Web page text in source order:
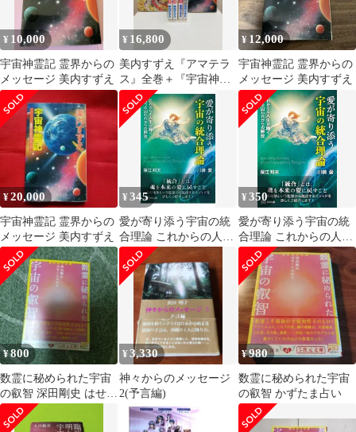
¥ 10,000
宇宙神霊記 霊界からの
メッセージ 美内すずえ
¥ 16,800
美内すずえ『アマテラ
ス』全巻＋『宇宙神霊
記』
¥ 12,000
宇宙神霊記 霊界からの
メッセージ 美内すずえ
¥20,000
宇宙神霊記 霊界からの
メッセージ 美内すずえ
¥345
愛が寄り添う宇宙の統
合理論 これからの人生
が輝く9つの囚われから
の解放／保江邦夫
¥350
愛が寄り添う宇宙の統
合理論 これからの人生
が輝く！ 9つの囚われ
からの解放／保江邦
夫、川崎愛
¥800
数霊に秘められた宇宙
の叡智 深田剛史 はせく
らみゆき
¥3,330
神々からのメッセージ
2(予言編)
¥980
数霊に秘められた宇宙
の叡智 かずたま占い